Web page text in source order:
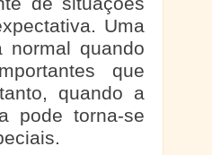
Uma
normal quando
que
quando a
pode torna-se